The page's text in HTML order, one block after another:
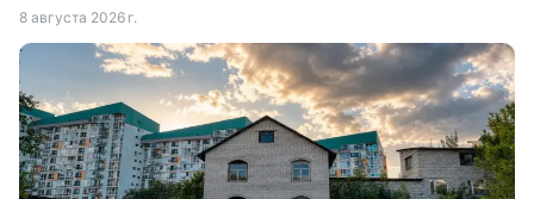
8 августа 2026 г.